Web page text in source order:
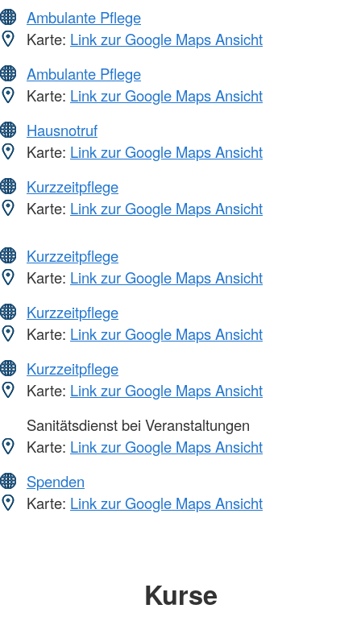
Ambulante Pflege
Karte: Link zur Google Maps Ansicht
Ambulante Pflege
Karte: Link zur Google Maps Ansicht
Hausnotruf
Karte: Link zur Google Maps Ansicht
Kurzzeitpflege
Karte: Link zur Google Maps Ansicht
Kurzzeitpflege
Karte: Link zur Google Maps Ansicht
Kurzzeitpflege
Karte: Link zur Google Maps Ansicht
Kurzzeitpflege
Karte: Link zur Google Maps Ansicht
Sanitätsdienst bei Veranstaltungen
Karte: Link zur Google Maps Ansicht
Spenden
Karte: Link zur Google Maps Ansicht
Kurse